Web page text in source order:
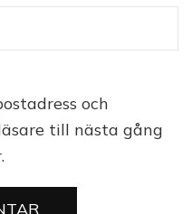
och
till nästa gång